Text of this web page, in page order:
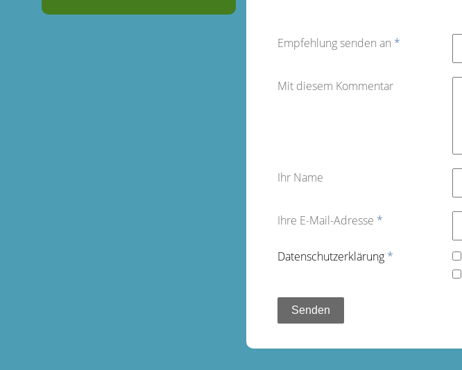
Empfehlung senden an *
Mit diesem Kommentar
Ihr Name
Ihre E-Mail-Adresse *
Datenschutz­erklärung *